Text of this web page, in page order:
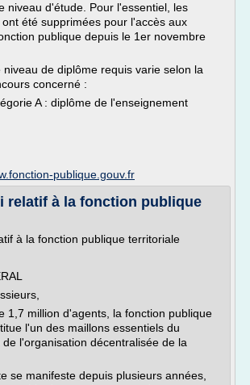
niveau d'étude. Pour l'essentiel, les
été supprimées pour l'accès aux
publique depuis le 1er novembre
niveau de diplôme requis varie selon la
concerné :
A : diplôme de l'enseignement
publique.gouv.fr
relatif à la fonction publique
à la fonction publique territoriale
1,7 million d'agents, la fonction publique
l'un des maillons essentiels du
l'organisation décentralisée de la
se manifeste depuis plusieurs années,